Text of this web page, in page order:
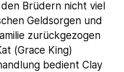
Brüdern nicht viel
Geldsorgen und
zurückgezogen
(Grace King)
bedient Clay